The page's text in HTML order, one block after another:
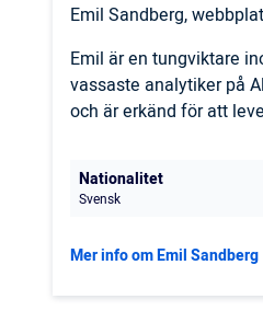
Emil Sandberg,
Emil är en tungviktare
vassaste analytiker på
och är erkänd för att
Nationalitet
Svensk
Mer info om Emil Sandberg